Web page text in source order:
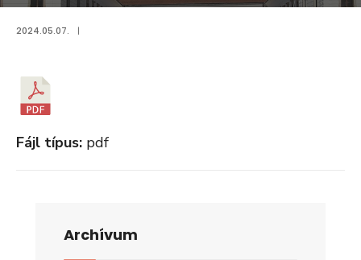
2024.05.07. |
Fájl típus: pdf
Archívum